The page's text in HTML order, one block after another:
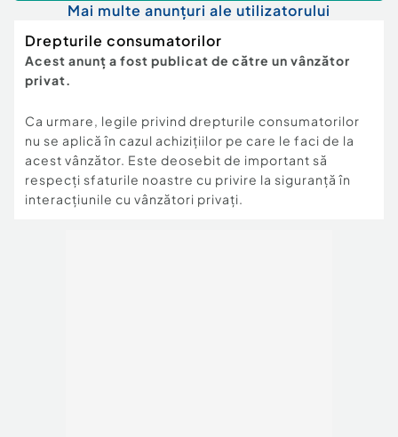
Mai multe anunțuri ale utilizatorului
Drepturile consumatorilor
Acest anunț a fost publicat de către un vânzător
privat.
Ca urmare, legile privind drepturile consumatorilor
nu se aplică în cazul achizițiilor pe care le faci de la
acest vânzător. Este deosebit de important să
respecți sfaturile noastre cu privire la siguranță în
interacțiunile cu vânzători privați.